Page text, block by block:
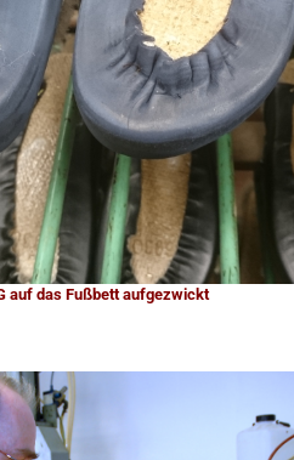
auf das Fußbett aufgezwickt